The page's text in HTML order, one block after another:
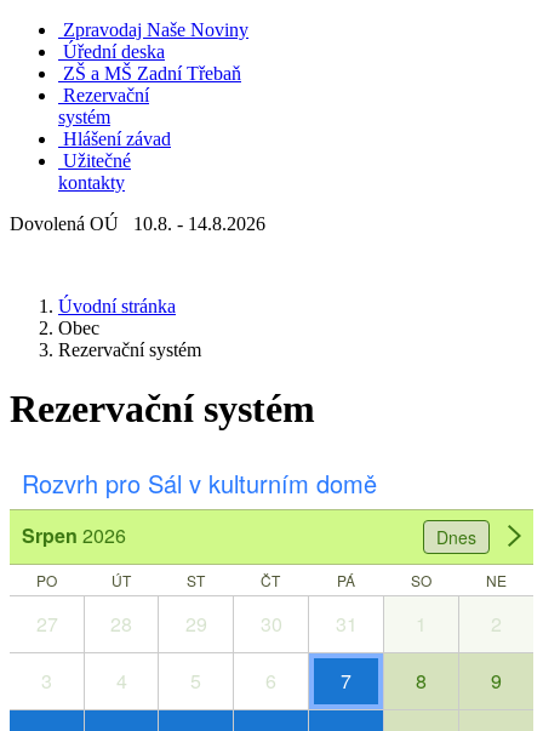
Zpravodaj Naše Noviny
Úřední deska
ZŠ a MŠ Zadní Třebaň
Rezervační
systém
Hlášení závad
Užitečné
kontakty
Dovolená OÚ 10.8. - 14.8.2026
Úvodní stránka
Obec
Rezervační systém
Rezervační systém